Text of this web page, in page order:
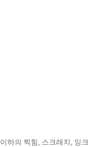
이하의 찍힘, 스크래치 , 잉크